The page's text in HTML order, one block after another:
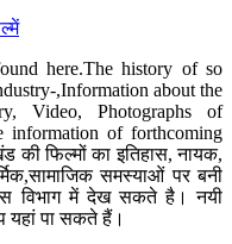
here.The history of so
,Information about the
Video, Photographs of
information of forthcoming
की फिल्मों का इतिहास, नायक,
समस्याओं पर बनी
विभाग में देख सकते है। नयी
यहां पा सकते हैं।